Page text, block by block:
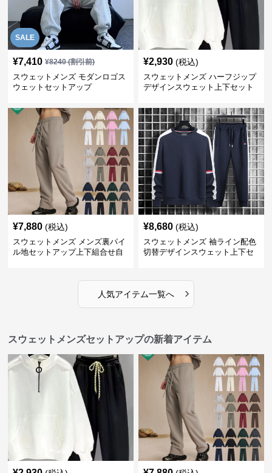
SALE
¥7,410 ¥8240(割引前)
スウェットメンズ モダンロゴス
ウェットセットアップ
¥2,930 (税込)
スウェットメンズ ハーフジップ
デザインスウェット上下セット
¥7,880 (税込)
スウェットメンズ メンズ裏パイ
ル地セットアップ上下組合せ自
¥8,680 (税込)
スウェットメンズ 袖ライン配色
切替デザインスウェット上下セ
人気アイテム一覧へ ›
スウェットメンズセットアップの新着アイテム